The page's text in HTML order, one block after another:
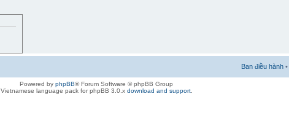
Ban điều hành •
Powered by phpBB® Forum Software © phpBB Group
Vietnamese language pack for phpBB 3.0.x download and support.